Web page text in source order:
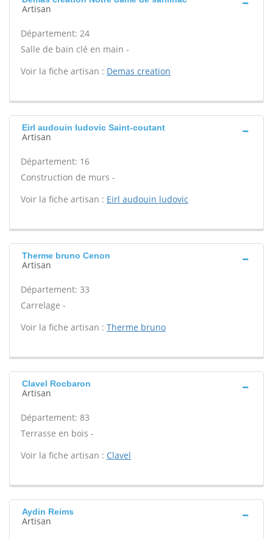
Artisan
Département: 24
Salle de bain clé en main -
Voir la fiche artisan : Demas creation
Eirl audouin ludovic Saint-coutant
Artisan
Département: 16
Construction de murs -
Voir la fiche artisan : Eirl audouin ludovic
Therme bruno Cenon
Artisan
Département: 33
Carrelage -
Voir la fiche artisan : Therme bruno
Clavel Rocbaron
Artisan
Département: 83
Terrasse en bois -
Voir la fiche artisan : Clavel
Aydin Reims
Artisan